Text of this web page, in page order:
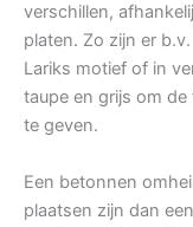
verschillen,
platen. Zo zijn er
Lariks motief of in
taupe en grijs om
te geven.
Een betonnen
plaatsen zijn dan